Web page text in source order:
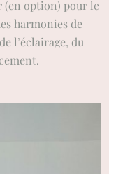
(en option) pour le
harmonies de
l’éclairage, du